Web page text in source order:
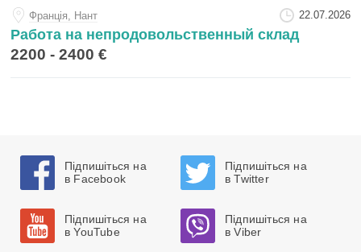
Францiя, Нант 22.07.2026
Работа на непродовольственный склад
2200 - 2400 €
Підпишіться на
в Facebook
Підпишіться на
в Twitter
Підпишіться на
в YouTube
Підпишіться на
в Viber